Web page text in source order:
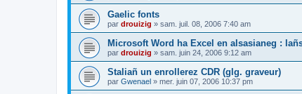
Gaelic fonts
par drouizig » sam. juil. 08, 2006 7:40 am
Microsoft Word ha Excel en alsasianeg :
par drouizig » sam. juin 24, 2006 9:12 am
Staliañ un enrollerez CDR (glg. graveur)
par Gwenael » mer. juin 07, 2006 10:37 pm